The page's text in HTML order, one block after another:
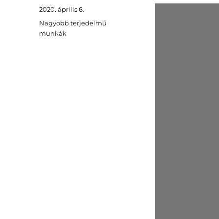
Közzétéve
2020. április 6.
Kategória
Nagyobb terjedelmű
munkák